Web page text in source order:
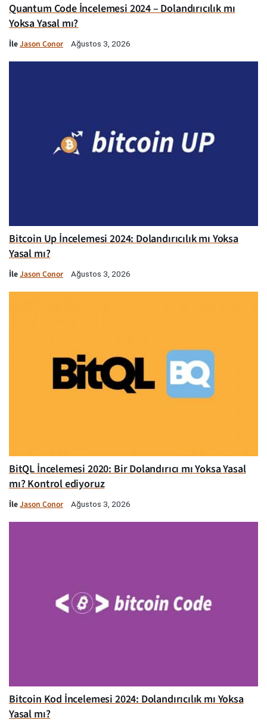
Quantum Code İncelemesi 2024 – Dolandırıcılık mı
Yoksa Yasal mı?
İleJason Conor Ağustos 3, 2026
Bitcoin Up İncelemesi 2024: Dolandırıcılık mı Yoksa
Yasal mı?
İleJason Conor Ağustos 3, 2026
BitQL İncelemesi 2020: Bir Dolandırıcı mı Yoksa Yasal
mı? Kontrol ediyoruz
İleJason Conor Ağustos 3, 2026
Bitcoin Kod İncelemesi 2024: Dolandırıcılık mı Yoksa
Yasal mı?